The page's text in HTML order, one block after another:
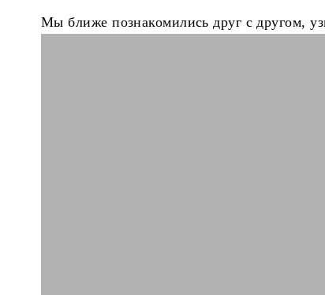
Мы ближе познакомились друг с другом,